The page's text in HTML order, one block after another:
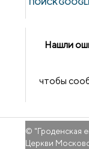
ПОИСК
Нашли
чтобы
© "Гроденская
Церкви